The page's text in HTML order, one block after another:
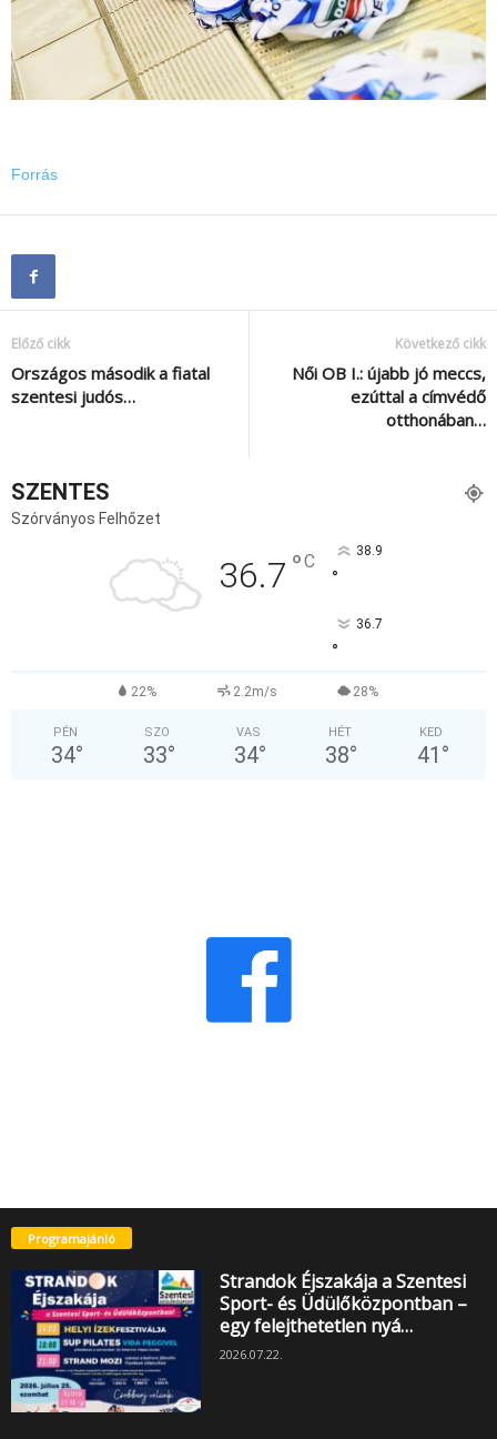
Forrás
Előző cikk
Országos második a fiatal
szentesi judós…
Következő cikk
Női OB I.: újabb jó meccs,
ezúttal a címvédő
otthonában…
SZENTES
Szórványos Felhőzet
36.7 °C 38.9
°
36.7
°
22% 2.2m/s 28%
PÉN
34°
SZO
33°
VAS
34°
HÉT
38°
KED
41 °
Programajánló
Strandok Éjszakája a Szentesi
Sport- és Üdülőközpontban –
egy felejthetetlen nyá…
2026.07.22.